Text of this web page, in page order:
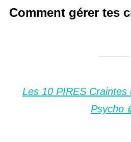
Comment gérer tes
Les 10 PIRES Craintes
Psycho